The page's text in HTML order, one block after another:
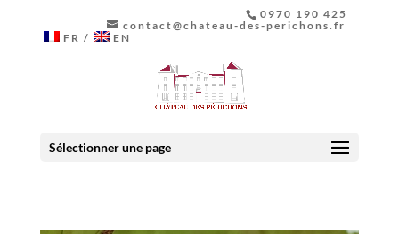
0970 190 425
contact@chateau-des-perichons.fr
FR
EN
Sélectionner une page